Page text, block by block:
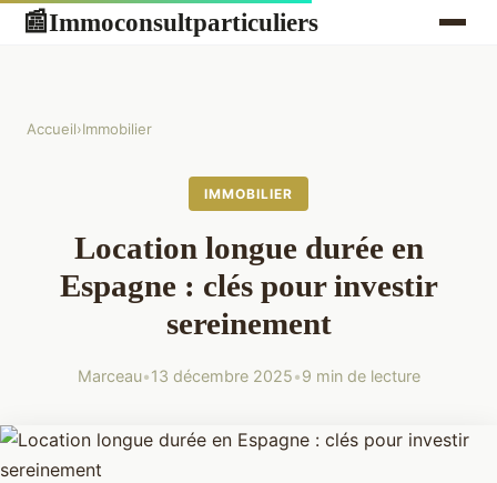
📰Immoconsultparticuliers
Accueil›Immobilier
IMMOBILIER
Location longue durée en
Espagne : clés pour investir
sereinement
Marceau•13 décembre 2025•9 min de lecture